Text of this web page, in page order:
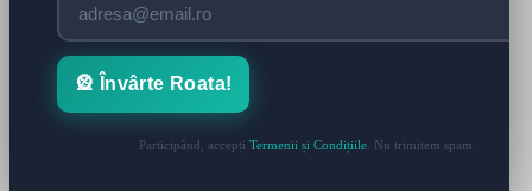
🎡 Învârte Roata!
Participând, accepți Termenii și Condițiile. Nu trimitem spam.